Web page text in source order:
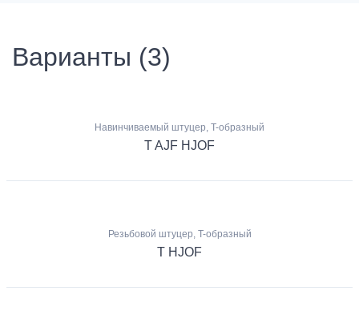
Варианты (3)
Навинчиваемый штуцер, T-образный
T AJF HJOF
Резьбовой штуцер, T-образный
T HJOF